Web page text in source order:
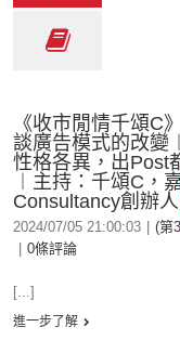
《收市閒情千頌C
談廣告模式的改變
性格各異，出Post
︱主持：千頌C，
Consultancy創辦人
2024/07/05 21:00:03 (第
0條評論
[...]
進一步了解